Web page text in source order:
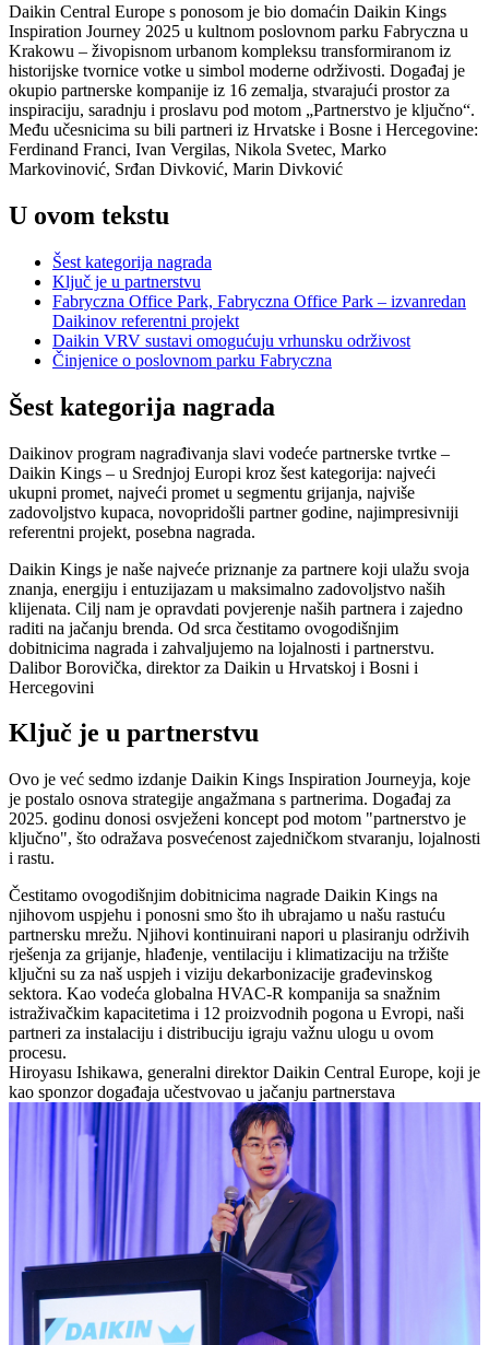
Daikin Central Europe s ponosom je bio domaćin Daikin Kings
Inspiration Journey 2025 u kultnom poslovnom parku Fabryczna u
Krakowu – živopisnom urbanom kompleksu transformiranom iz
historijske tvornice votke u simbol moderne održivosti. Događaj je
okupio partnerske kompanije iz 16 zemalja, stvarajući prostor za
inspiraciju, saradnju i proslavu pod motom „Partnerstvo je ključno“.
Među učesnicima su bili partneri iz Hrvatske i Bosne i Hercegovine:
Ferdinand Franci, Ivan Vergilas, Nikola Svetec, Marko
Markovinović, Srđan Divković, Marin Divković
U ovom tekstu
Šest kategorija nagrada
Ključ je u partnerstvu
Fabryczna Office Park, Fabryczna Office Park – izvanredan
Daikinov referentni projekt
Daikin VRV sustavi omogućuju vrhunsku održivost
Činjenice o poslovnom parku Fabryczna
Šest kategorija nagrada
Daikinov program nagrađivanja slavi vodeće partnerske tvrtke –
Daikin Kings – u Srednjoj Europi kroz šest kategorija: najveći
ukupni promet, najveći promet u segmentu grijanja, najviše
zadovoljstvo kupaca, novopridošli partner godine, najimpresivniji
referentni projekt, posebna nagrada.
Daikin Kings je naše najveće priznanje za partnere koji ulažu svoja
znanja, energiju i entuzijazam u maksimalno zadovoljstvo naših
klijenata. Cilj nam je opravdati povjerenje naših partnera i zajedno
raditi na jačanju brenda. Od srca čestitamo ovogodišnjim
dobitnicima nagrada i zahvaljujemo na lojalnosti i partnerstvu.
Dalibor Borovička, direktor za Daikin u Hrvatskoj i Bosni i
Hercegovini
Ključ je u partnerstvu
Ovo je već sedmo izdanje Daikin Kings Inspiration Journeyja, koje
je postalo osnova strategije angažmana s partnerima. Događaj za
2025. godinu donosi osvježeni koncept pod motom "partnerstvo je
ključno", što odražava posvećenost zajedničkom stvaranju, lojalnosti
i rastu.
Čestitamo ovogodišnjim dobitnicima nagrade Daikin Kings na
njihovom uspjehu i ponosni smo što ih ubrajamo u našu rastuću
partnersku mrežu. Njihovi kontinuirani napori u plasiranju održivih
rješenja za grijanje, hlađenje, ventilaciju i klimatizaciju na tržište
ključni su za naš uspjeh i viziju dekarbonizacije građevinskog
sektora. Kao vodeća globalna HVAC-R kompanija sa snažnim
istraživačkim kapacitetima i 12 proizvodnih pogona u Evropi, naši
partneri za instalaciju i distribuciju igraju važnu ulogu u ovom
procesu.
Hiroyasu Ishikawa, generalni direktor Daikin Central Europe, koji je
kao sponzor događaja učestvovao u jačanju partnerstava